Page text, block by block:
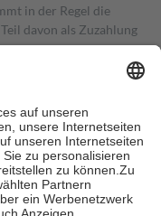
in der Regel die
davon als Zuzahlung
in Höhe von zehn
als die tatsächlichen
Online-Apotheken.
beträgt die
zehn Euro je